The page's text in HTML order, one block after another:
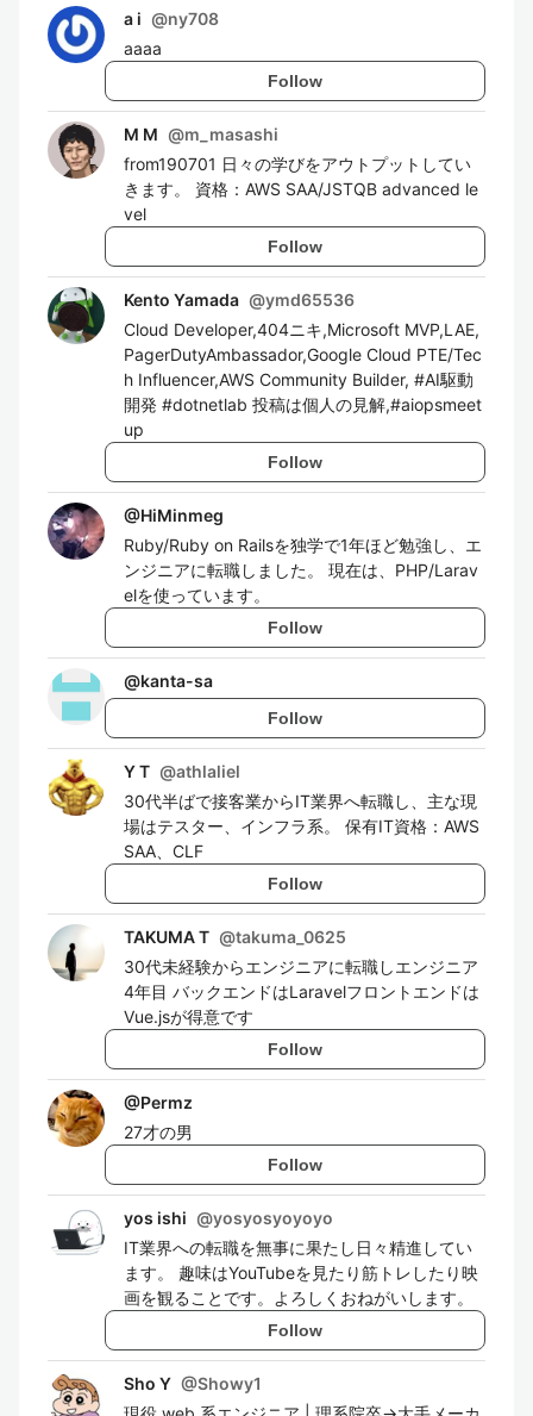
a i @ny708
aaaa
Follow
M M @m_masashi
from190701 日々の学びをアウトプットしてい
きます。 資格：AWS SAA/JSTQB advanced le
vel
Follow
Kento Yamada @ymd65536
Cloud Developer,404ニキ,Microsoft MVP,LAE,
PagerDutyAmbassador,Google Cloud PTE/Tec
h Influencer,AWS Community Builder, #AI駆動
開発 #dotnetlab 投稿は個人の見解,#aiopsmeet
up
Follow
@HiMinmeg
Ruby/Ruby on Railsを独学で1年ほど勉強し、エ
ンジニアに転職しました。 現在は、PHP/Larav
elを使っています。
Follow
@kanta-sa
Follow
Y T @athlaliel
30代半ばで接客業からIT業界へ転職し、主な現
場はテスター、インフラ系。 保有IT資格：AWS
SAA、CLF
Follow
TAKUMA T @takuma_0625
30代未経験からエンジニアに転職しエンジニア
4年目 バックエンドはLaravelフロントエンドは
Vue.jsが得意です
Follow
@Permz
27才の男
Follow
yos ishi @yosyosyoyoyo
IT業界への転職を無事に果たし日々精進してい
ます。 趣味はYouTubeを見たり筋トレしたり映
画を観ることです。よろしくおねがいします。
Follow
Sho Y @Showy1